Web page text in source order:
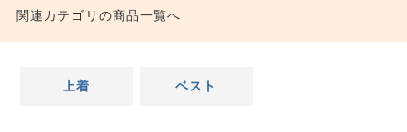
関連カテゴリの商品一覧へ
上着 ベスト